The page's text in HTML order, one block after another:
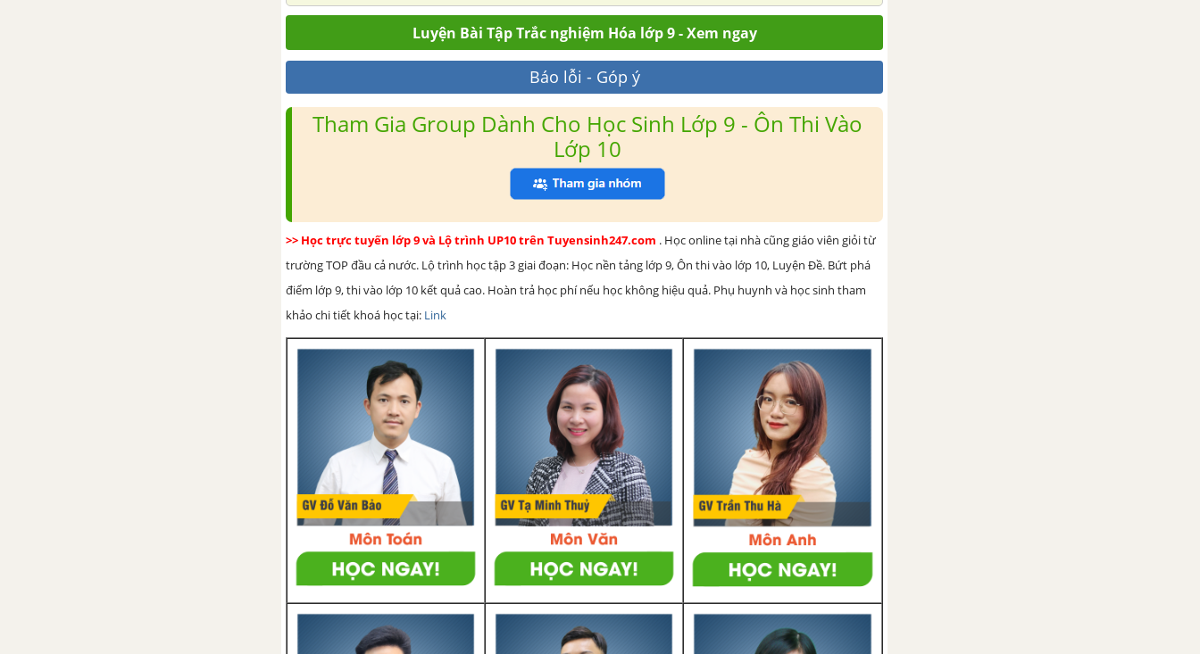
Luyện Bài Tập Trắc nghiệm Hóa lớp 9 - Xem ngay
Báo lỗi - Góp ý
Tham Gia Group Dành Cho Học Sinh Lớp 9 - Ôn Thi Vào
Lớp 10
>> Học trực tuyến lớp 9 và Lộ trình UP10 trên Tuyensinh247.com . Học online tại nhà cũng giáo viên giỏi từ
trường TOP đầu cả nước. Lộ trình học tập 3 giai đoạn: Học nền tảng lớp 9, Ôn thi vào lớp 10, Luyện Đề. Bứt phá
điểm lớp 9, thi vào lớp 10 kết quả cao. Hoàn trả học phí nếu học không hiệu quả. Phụ huynh và học sinh tham
khảo chi tiết khoá học tại: Link